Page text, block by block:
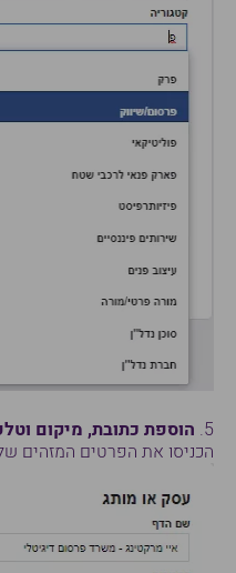
5. הוספת כתובת, מיקום
הכניסו את הפרטים המזהים